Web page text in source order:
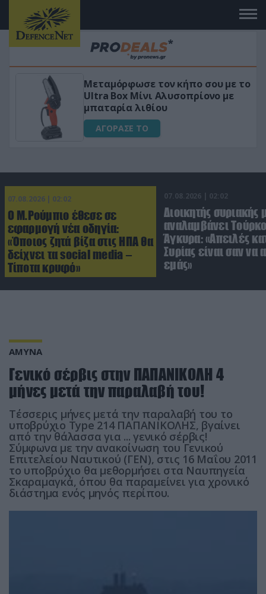
κήπο σου με το
με
«Μαγική» φόρμουλα
για αύξηση της
07.08.2026 | 02:02
Ο Μ.Ρούμπιο έθεσε σε
εφαρμογή νέα οδηγία:
«Όποιος ζητά βίζα στις ΗΠΑ θα
δείχνει τα social media –
Τίποτα κρυφό»
07.08.2026 | 02:02
Διοικητής συριακής
αναλαμβάνει
Άγκυρα: «Απειλές
Συρίας είναι σαν να
εμάς»
ΑΜΥΝΑ
Γενικό σέρβις στην ΠΑΠΑΝΙΚΟΛΗ 4
μήνες μετά την παραλαβή του!
Τέσσερις μήνες μετά την παραλαβή του το
υποβρύχιo Type 214 ΠΑΠΑΝΙΚΟΛΗΣ, βγαίνει
από την θάλασσα για ... γενικό σέρβις!
Σύμφωνα με την ανακοίνωση του Γενικού
Επιτελείου Ναυτικού (ΓΕΝ), στις 16 Μαΐου 2011
το υποβρύχιο θα μεθορμήσει στα Ναυπηγεία
Σκαραμαγκά, όπου θα παραμείνει για χρονικό
διάστημα ενός μηνός περίπου.